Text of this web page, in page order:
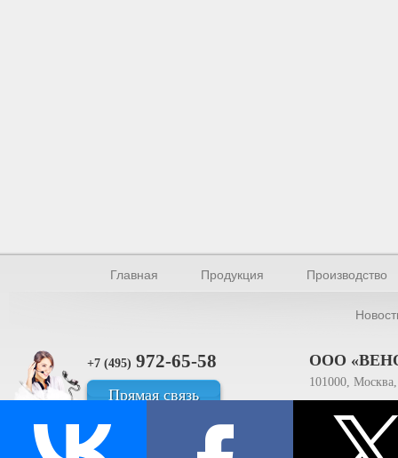
Главная Продукция Производство
+7 (495) 972-65-58
Прямая связь
ООО
101000,
© Производство уплотнителей и профилей 2026.